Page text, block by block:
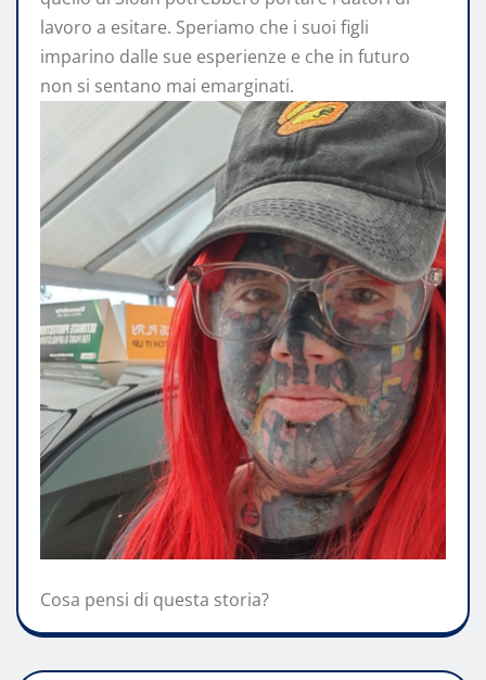
lavoro a esitare. Speriamo che i suoi figli
imparino dalle sue esperienze e che in futuro
non si sentano mai emarginati.
Cosa pensi di questa storia?